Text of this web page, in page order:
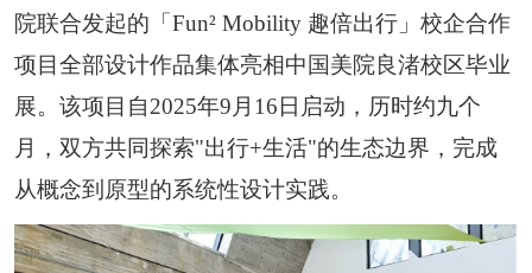
恭喜131****2473用户作品已成功备案！
恭喜159****4201用户作品已成功备案！
恭喜133****6466用户作品已成功备案！
院联合发起的「Fun² Mobility 趣倍出行」校企合作
项目全部设计作品集体亮相中国美院良渚校区毕业
展。该项目自2025年9月16日启动，历时约九个
月，双方共同探索"出行+生活"的生态边界，完成
从概念到原型的系统性设计实践。